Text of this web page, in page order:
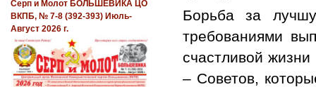
Борьба за
требованиями
счастливой
– Советов,
Серп и Молот БОЛЬШЕВИКА ЦО
ВКПБ, № 7-8 (392-393) Июль-
Август 2026 г.